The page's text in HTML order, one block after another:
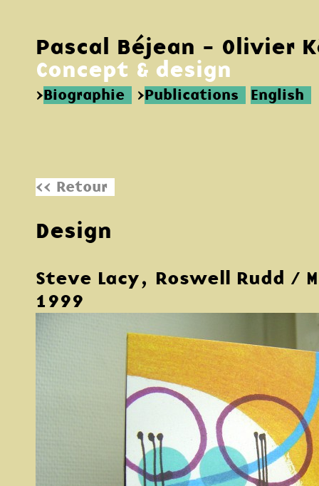
Pascal Béjean - Olivier
Concept & design
>Biographie >Publications English
<< Retour
Design
Steve Lacy, Roswell Rudd /
1999